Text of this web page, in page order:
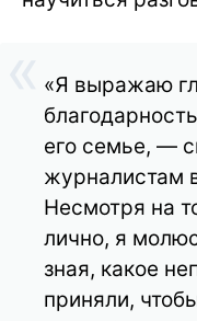
«Я выражаю
его семье, —
журналистам
Несмотря на
лично, я
зная, какое
приняли,